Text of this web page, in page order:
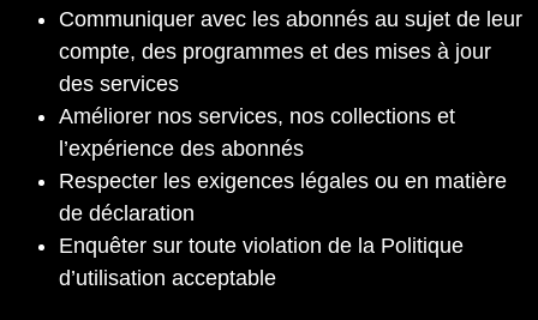
Communiquer avec les abonnés au sujet de leur
compte, des programmes et des mises à jour
des services
Améliorer nos services, nos collections et
l’expérience des abonnés
Respecter les exigences légales ou en matière
de déclaration
Enquêter sur toute violation de la Politique
d’utilisation acceptable